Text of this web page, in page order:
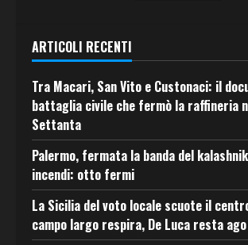
ARTICOLI RECENTI
Tra Macari, San Vito e Custonaci: il
battaglia civile che fermò la raffineria
Settanta
Palermo, fermata la banda del
incendi: otto fermi
La Sicilia del voto locale scuote il
campo largo respira, De Luca resta